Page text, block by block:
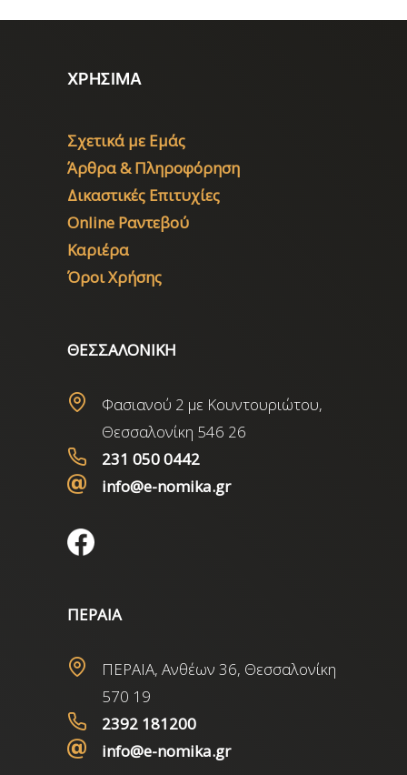
ΧΡΗΣΙΜΑ
Σχετικά με Εμάς
Άρθρα & Πληροφόρηση
Δικαστικές Επιτυχίες
Online Ραντεβού
Καριέρα
Όροι Χρήσης
ΘΕΣΣΑΛΟΝΙΚΗ
Φασιανού 2 με Κουντουριώτου,
Θεσσαλονίκη 546 26
231 050 0442
info@e-nomika.gr
ΠΕΡΑΙΑ
ΠΕΡΑΙΑ, Ανθέων 36, Θεσσαλονίκη
570 19
2392 181200
info@e-nomika.gr